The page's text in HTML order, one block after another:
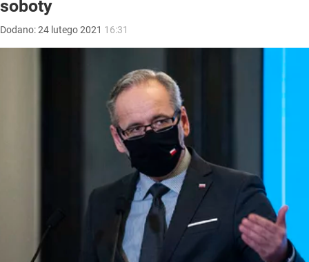
soboty
Dodano:24 lutego2021 16:31